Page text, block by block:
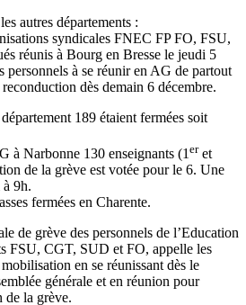
autres départements :
syndicales FNEC FP FO, FSU,
réunis à Bourg en Bresse le jeudi 5
personnels à se réunir en AG de partout
dès demain 6 décembre.
189 étaient fermées soit
Narbonne 130 enseignants (1 eret
de la grève est votée pour le 6. Une
9h.
fermées en Charente.
de grève des personnels de l’Education
FSU, CGT, SUD et FO, appelle les
en se réunissant dès le
générale et en réunion pour
de la grève.